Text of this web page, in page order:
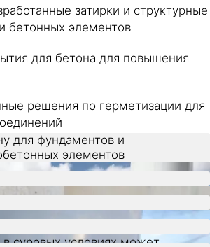
затирки и структурные
бетонных элементов
для бетона для повышения
решения по герметизации для
для фундаментов и
элементов
суровых условиях может